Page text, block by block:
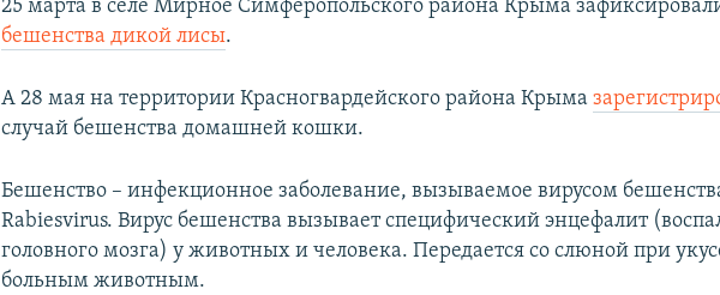
25 марта в селе Мирное Симферопольского района Крыма
бешенства дикой лисы.
А 28 мая на территории Красногвардейского района Крыма
случай бешенства домашней кошки.
Бешенство – инфекционное заболевание, вызываемое вирусом
Rabiesvirus. Вирус бешенства вызывает специфический энцефалит
головного мозга) у животных и человека. Передается со слюной при
больным животным.